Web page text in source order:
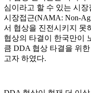
심이라고 할 수 있는 시
시장접근(NAMA: Non-
서 협상을 진전시키지 못
협상의 타결이 한국만이
큼 DDA 협상 타결을 위
고자 하였다.